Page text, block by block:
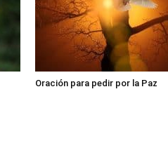
Oración para pedir por la Paz